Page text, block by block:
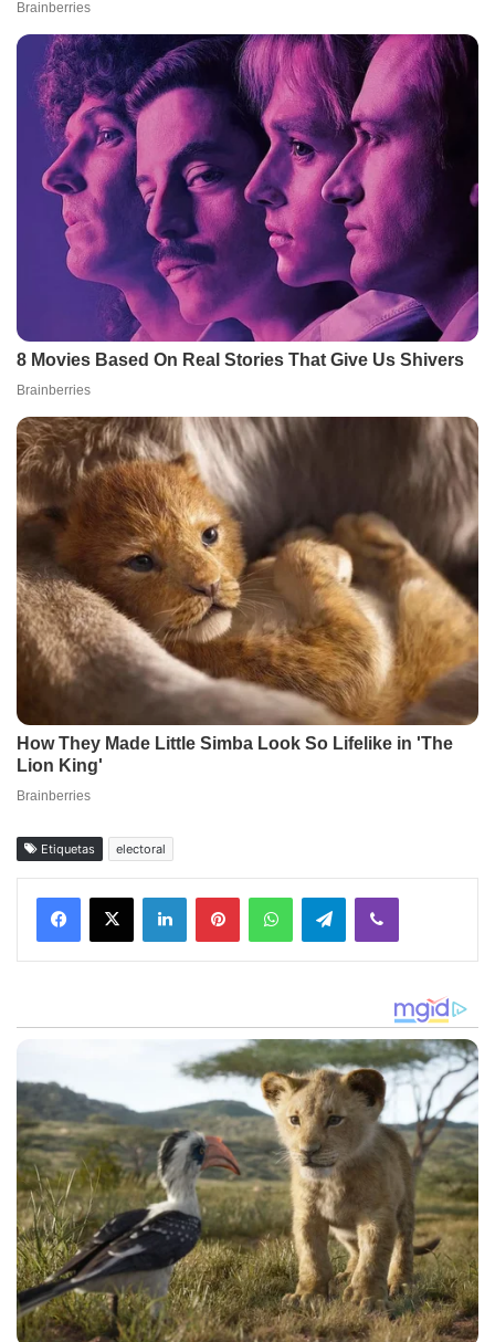
Etiquetas electoral
Facebook
X LinkedInPinterestWhatsAppTelegramViber